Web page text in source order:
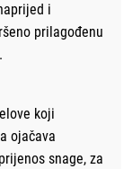
i
prilagođenu
koji
ojačava
snage, za